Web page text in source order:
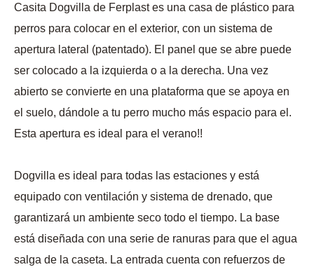
Casita Dogvilla de Ferplast es una casa de plástico para
perros para colocar en el exterior, con un sistema de
apertura lateral (patentado). El panel que se abre puede
ser colocado a la izquierda o a la derecha. Una vez
abierto se convierte en una plataforma que se apoya en
el suelo, dándole a tu perro mucho más espacio para el.
Esta apertura es ideal para el verano!!
Dogvilla es ideal para todas las estaciones y está
equipado con ventilación y sistema de drenado, que
garantizará un ambiente seco todo el tiempo. La base
está diseñada con una serie de ranuras para que el agua
salga de la caseta. La entrada cuenta con refuerzos de